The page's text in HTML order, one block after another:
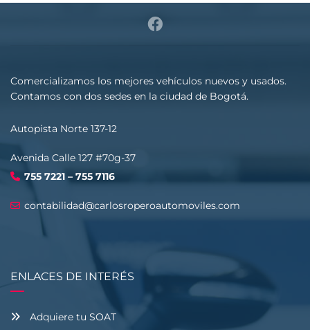
Comercializamos los mejores vehículos nuevos y usados.
Contamos con dos sedes en la ciudad de Bogotá.
Autopista Norte 137-12
Avenida Calle 127 #70g-37
755 7221 – 755 7116
contabilidad@carlosroperoautomoviles.com
ENLACES DE INTERÉS
Adquiere tu SOAT